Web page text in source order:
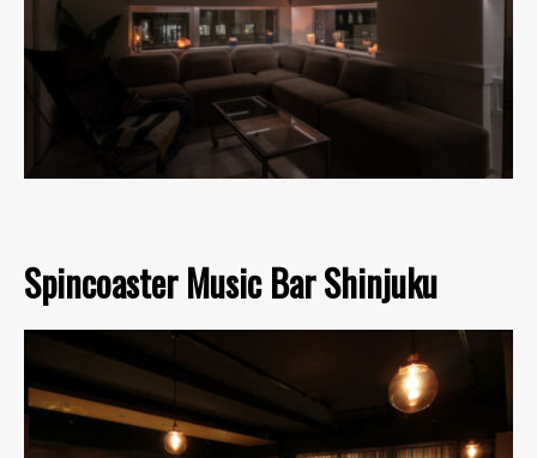
Spincoaster Music Bar Shinjuku